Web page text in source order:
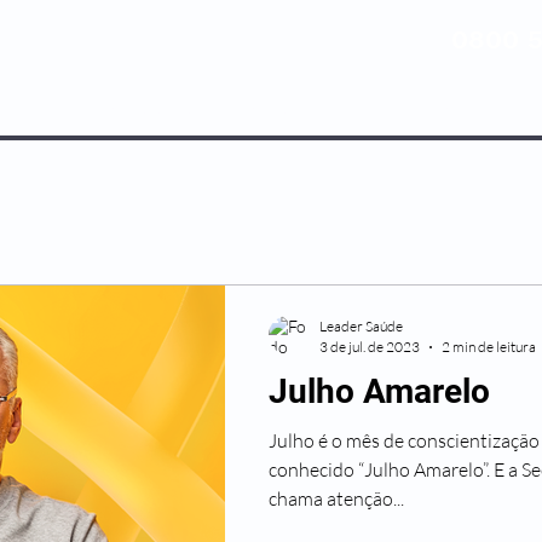
Julho Amarelo
Julho é o mês de
conhecido “Julho Amarelo”. E a
chama atenção...
Leader Saúde
3 de jul. de 2023
2 min de leitura